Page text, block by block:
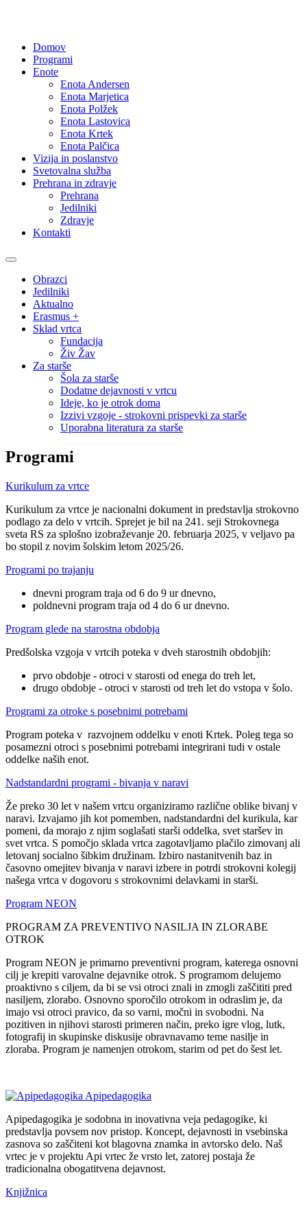
Domov
Programi
Enote
Enota Andersen
Enota Marjetica
Enota Polžek
Enota Lastovica
Enota Krtek
Enota Palčica
Vizija in poslanstvo
Svetovalna služba
Prehrana in zdravje
Prehrana
Jedilniki
Zdravje
Kontakti
Obrazci
Jedilniki
Aktualno
Erasmus +
Sklad vrtca
Fundacija
Živ Žav
Za starše
Šola za starše
Dodatne dejavnosti v vrtcu
Ideje, ko je otrok doma
Izzivi vzgoje - strokovni prispevki za starše
Uporabna literatura za starše
Programi
Kurikulum za vrtce
Kurikulum za vrtce je nacionalni dokument in predstavlja strokovno
podlago za delo v vrtcih. Sprejet je bil na 241. seji Strokovnega
sveta RS za splošno izobraževanje 20. februarja 2025, v veljavo pa
bo stopil z novim šolskim letom 2025/26.
Programi po trajanju
dnevni program traja od 6 do 9 ur dnevno,
poldnevni program traja od 4 do 6 ur dnevno.
Program glede na starostna obdobja
Predšolska vzgoja v vrtcih poteka v dveh starostnih obdobjih:
prvo obdobje - otroci v starosti od enega do treh let,
drugo obdobje - otroci v starosti od treh let do vstopa v šolo.
Programi za otroke s posebnimi potrebami
Program poteka v razvojnem oddelku v enoti Krtek. Poleg tega so
posamezni otroci s posebnimi potrebami integrirani tudi v ostale
oddelke naših enot.
Nadstandardni programi - bivanja v naravi
Že preko 30 let v našem vrtcu organiziramo različne oblike bivanj v
naravi. Izvajamo jih kot pomemben, nadstandardni del kurikula, kar
pomeni, da morajo z njim soglašati starši oddelka, svet staršev in
svet vrtca. S pomočjo sklada vrtca zagotavljamo plačilo zimovanj ali
letovanj socialno šibkim družinam. Izbiro nastanitvenih baz in
časovno omejitev bivanja v naravi izbere in potrdi strokovni kolegij
našega vrtca v dogovoru s strokovnimi delavkami in starši.
Program NEON
PROGRAM ZA PREVENTIVO NASILJA IN ZLORABE
OTROK
Program NEON je primarno preventivni program, katerega osnovni
cilj je krepiti varovalne dejavnike otrok. S programom delujemo
proaktivno s ciljem, da bi se vsi otroci znali in zmogli zaščititi pred
nasiljem, zlorabo. Osnovno sporočilo otrokom in odraslim je, da
imajo vsi otroci pravico, da so varni, močni in svobodni. Na
pozitiven in njihovi starosti primeren način, preko igre vlog, lutk,
fotografij in skupinske diskusije obravnavamo teme nasilje in
zloraba. Program je namenjen otrokom, starim od pet do šest let.
Apipedagogika
Apipedagogika je sodobna in inovativna veja pedagogike, ki
predstavlja povsem nov pristop. Koncept, dejavnosti in vsebinska
zasnova so zaščiteni kot blagovna znamka in avtorsko delo. Naš
vrtec je v projektu Api vrtec že vrsto let, zatorej postaja že
tradicionalna obogatitvena dejavnost.
Knjižnica